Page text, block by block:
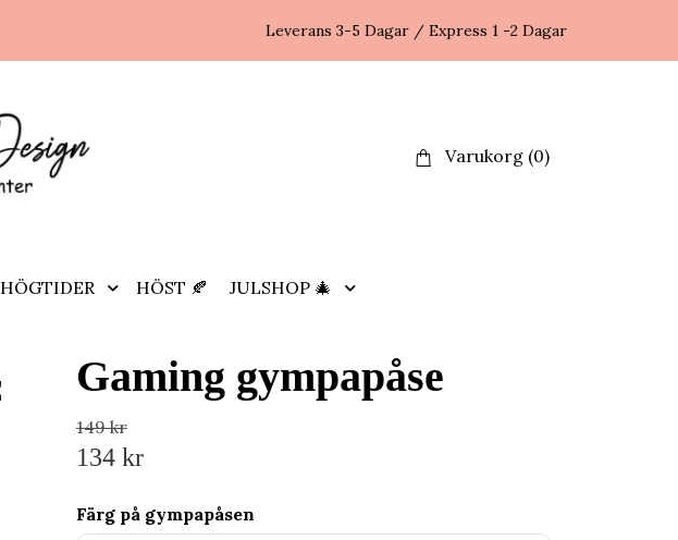
Leverans 3-5 Dagar / Express 1 -2 Dagar
Varukorg (0)
HÖGTIDER HÖST 🍂 JULSHOP 🎄
Gaming gympapåse
149 kr
134 kr
Färg på gympapåsen